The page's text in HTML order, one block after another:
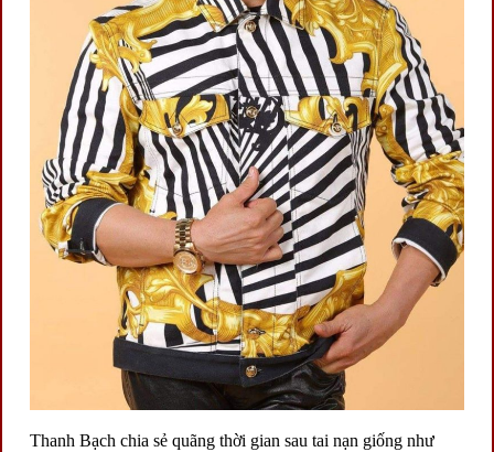
Thanh Bạch chia sẻ quãng thời gian sau tai nạn giống như